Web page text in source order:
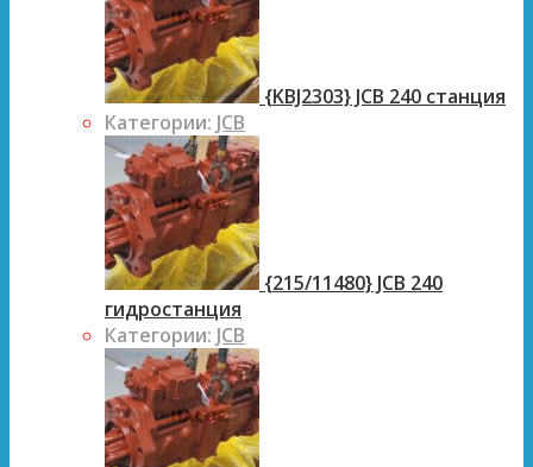
{KBJ2303} JCB 240 станция
Категории: JCB
{215/11480} JCB 240
гидростанция
Категории: JCB